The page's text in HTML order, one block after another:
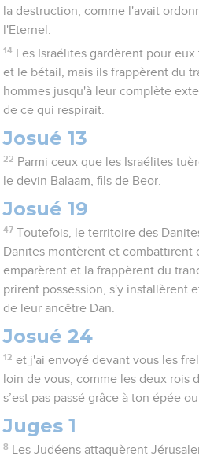
la destruction, comme l'avait
l'Eternel.
14
Les Israélites gardèrent pour
et le bétail, mais ils frappèrent du
hommes jusqu'à leur complète
de ce qui respirait.
Josué 13
22 Parmi ceux que les Israélites
le devin Balaam, fils de Beor.
Josué 19
47 Toutefois, le territoire des
Danites montèrent et combattirent
emparèrent et la frappèrent du
prirent possession, s'y installèrent
de leur ancêtre Dan.
Josué 24
12 et j'ai envoyé devant vous les
loin de vous, comme les deux rois
s’est pas passé grâce à ton épée ou
Juges 1
8
Les Judéens attaquèrent